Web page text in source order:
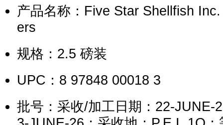
产品名称：Five Star Shellfish
ers
规格：2.5 磅装
UPC：8 97848 00018 3
批号：采收/加工日期：22-JUNE-